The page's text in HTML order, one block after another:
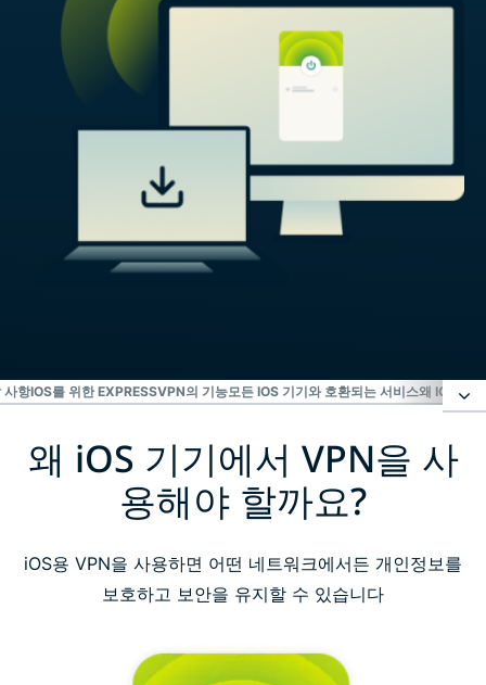
사항IOS를 위한 EXPRESSVPN의 기능모든 IOS 기기와 호환되는 서비스왜 IOS
왜 iOS 기기에서 VPN을 사용해야 할까요?
iPhone 또는 iPad에 ExpressVPN 설정하는 방법
iOS 기기에 ExpressVPN 다운로드하는 방법 영상
iOS VPN 선택 시 고려해야 할 사항
왜 iOS 기기에서 VPN을 사
용해야 할까요?
iOS용 VPN을 사용하면 어떤 네트워크에서든 개인정보를
보호하고 보안을 유지할 수 있습니다